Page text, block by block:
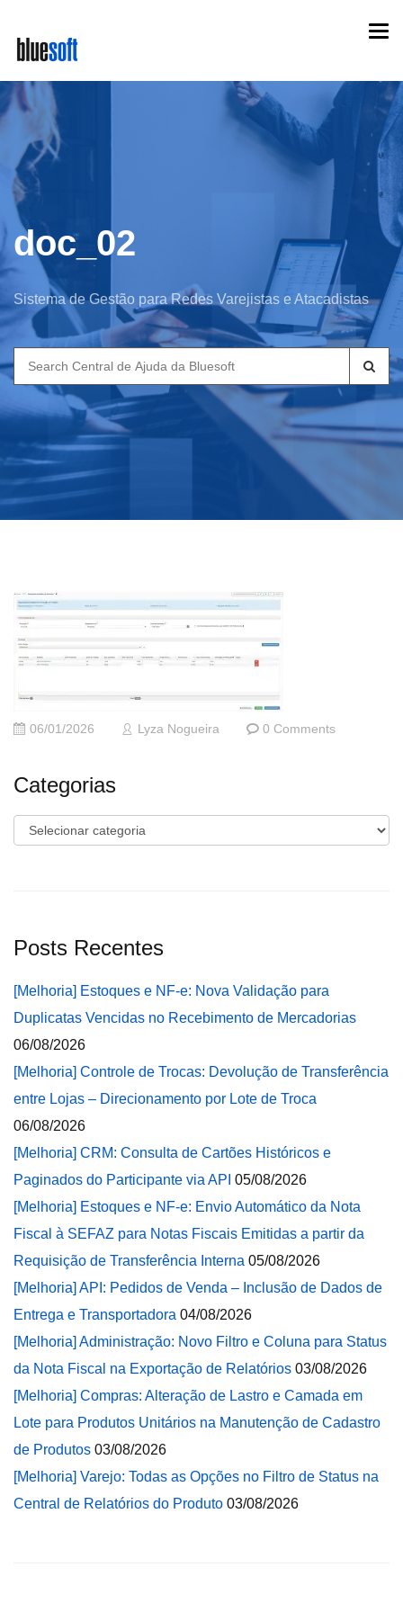
main
content
doc_02
Sistema de Gestão para Redes Varejistas e Atacadistas
Search
for:
06/01/2026 Lyza Nogueira 0 Comments
Categorias
Categorias
Posts Recentes
[Melhoria] Estoques e NF-e: Nova Validação para
Duplicatas Vencidas no Recebimento de Mercadorias
06/08/2026
[Melhoria] Controle de Trocas: Devolução de Transferência
entre Lojas – Direcionamento por Lote de Troca
06/08/2026
[Melhoria] CRM: Consulta de Cartões Históricos e
Paginados do Participante via API 05/08/2026
[Melhoria] Estoques e NF-e: Envio Automático da Nota
Fiscal à SEFAZ para Notas Fiscais Emitidas a partir da
Requisição de Transferência Interna 05/08/2026
[Melhoria] API: Pedidos de Venda – Inclusão de Dados de
Entrega e Transportadora 04/08/2026
[Melhoria] Administração: Novo Filtro e Coluna para Status
da Nota Fiscal na Exportação de Relatórios 03/08/2026
[Melhoria] Compras: Alteração de Lastro e Camada em
Lote para Produtos Unitários na Manutenção de Cadastro
de Produtos 03/08/2026
[Melhoria] Varejo: Todas as Opções no Filtro de Status na
Central de Relatórios do Produto 03/08/2026